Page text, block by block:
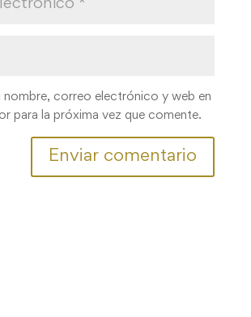
nombre, correo electrónico y web en
para la próxima vez que comente.